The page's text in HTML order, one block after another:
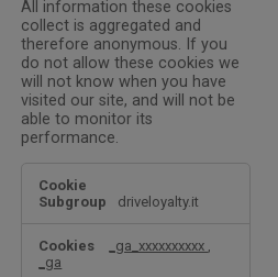
All information these cookies
collect is aggregated and
therefore anonymous. If you
do not allow these cookies we
will not know when you have
visited our site, and will not be
able to monitor its
performance.
Cookies
driveloyalty.it
_ga_xxxxxxxxxx ,
_ga